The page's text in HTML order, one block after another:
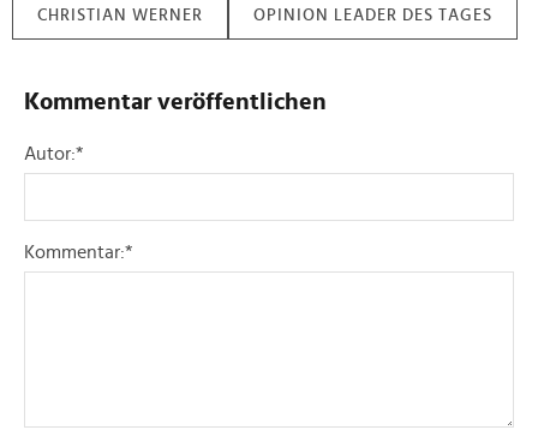
CHRISTIAN WERNER OPINION LEADER DES TAGES
Kommentar veröffentlichen
Autor:*
Kommentar:*